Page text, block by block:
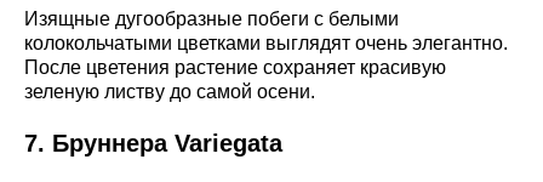
Изящные дугообразные побеги с белыми
колокольчатыми цветками выглядят очень элегантно.
После цветения растение сохраняет красивую
зеленую листву до самой осени.
7. Бруннера Variegata